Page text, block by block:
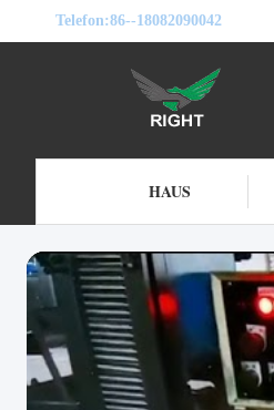
Telefon:86--18082090042
HAUS